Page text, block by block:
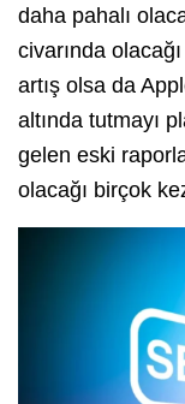
daha pahalı
civarında
artış olsa da
altında tutmayı
gelen eski
olacağı birçok